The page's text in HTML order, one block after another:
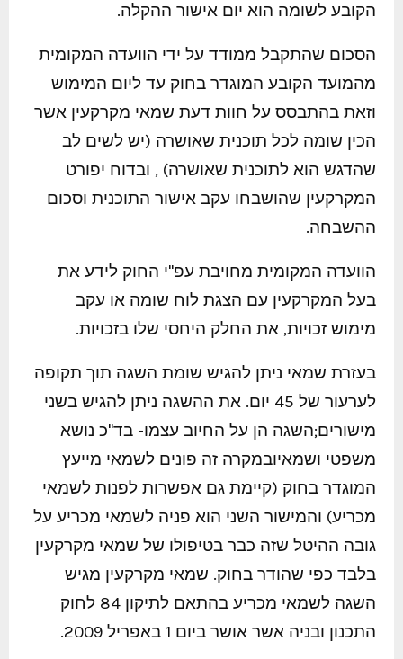
הקובע לשומה הוא יום אישור ההקלה.
הסכום שהתקבל ממודד על ידי הוועדה המקומית
מהמועד הקובע המוגדר בחוק עד ליום המימוש
וזאת בהתבסס על חוות דעת שמאי מקרקעין אשר
הכין שומה לכל תוכנית שאושרה (יש לשים לב
שהדגש הוא לתוכנית שאושרה) , ובדוח יפורט
המקרקעין שהושבחו עקב אישור התוכנית וסכום
ההשבחה.
הוועדה המקומית מחויבת עפ"י החוק לידע את
בעל המקרקעין עם הצגת לוח שומה או עקב
מימוש זכויות, את החלק היחסי שלו בזכויות.
בעזרת שמאי ניתן להגיש שומת השגה תוך תקופה
לערעור של 45 יום. את ההשגה ניתן להגיש בשני
מישורים;השגה הן על החיוב עצמו- בד"כ נושא
משפטי ושמאיובמקרה זה פונים לשמאי מייעץ
המוגדר בחוק (קיימת גם אפשרות לפנות לשמאי
מכריע) והמישור השני הוא פניה לשמאי מכריע על
גובה ההיטל שזה כבר בטיפולו של שמאי מקרקעין
בלבד כפי שהודר בחוק. שמאי מקרקעין מגיש
השגה לשמאי מכריע בהתאם לתיקון 84 לחוק
התכנון ובניה אשר אושר ביום 1 באפריל 2009.